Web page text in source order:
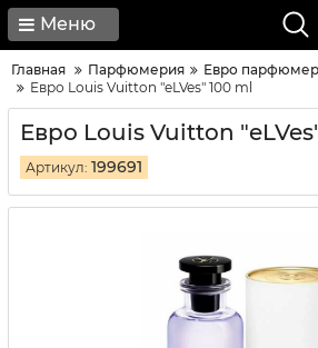
Меню
Главная Парфюмерия
Евро
Евро Louis Vuitton "eLVes" 100 ml
Евро Louis Vuitton
Артикул: 199691